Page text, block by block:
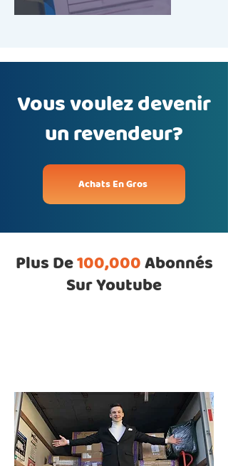
Vous voulez devenir
un revendeur?
Achats En Gros
Plus De100,000Abonnés
Sur Youtube